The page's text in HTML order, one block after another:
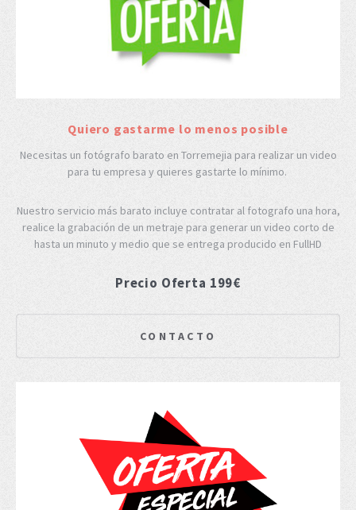
Quiero gastarme lo menos posible
Necesitas un fotógrafo barato en Torremejia para realizar un video
para tu empresa y quieres gastarte lo mínimo.
Nuestro servicio más barato incluye contratar al fotografo una hora,
realice la grabación de un metraje para generar un video corto de
hasta un minuto y medio que se entrega producido en FullHD
Precio Oferta 199€
CONTACTO